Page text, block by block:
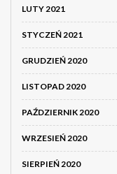
LUTY 2021
STYCZEŃ 2021
GRUDZIEŃ 2020
LISTOPAD 2020
PAŹDZIERNIK 2020
WRZESIEŃ 2020
SIERPIEŃ 2020